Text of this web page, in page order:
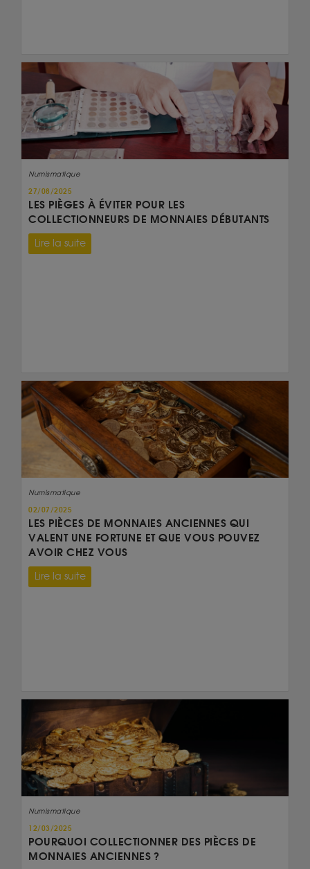
Numismatique
27/08/2025
LES PIÈGES À ÉVITER POUR LES
COLLECTIONNEURS DE MONNAIES DÉBUTANTS
Lire la suite
Numismatique
02/07/2025
LES PIÈCES DE MONNAIES ANCIENNES QUI
VALENT UNE FORTUNE ET QUE VOUS POUVEZ
AVOIR CHEZ VOUS
Lire la suite
Numismatique
12/03/2025
POURQUOI COLLECTIONNER DES PIÈCES DE
MONNAIES ANCIENNES ?